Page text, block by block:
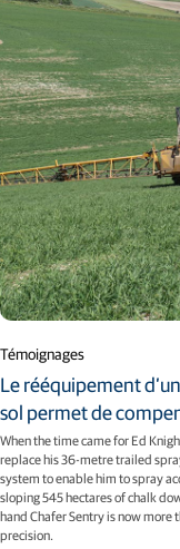
Témoignages
Le rééquipement
sol permet de
When the time came for Ed
replace his 36-metre trailed
system to enable him to spray
sloping 545 hectares of chalk
hand Chafer Sentry is now more
precision.